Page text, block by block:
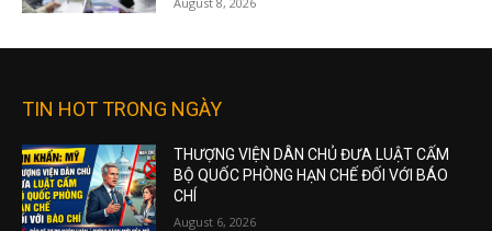
TIN HOT TRONG NGÀY
THƯỢNG VIỆN DÂN CHỦ ĐƯA LUẬT CẤM
BỘ QUỐC PHÒNG HẠN CHẾ ĐỐI VỚI BÁO
CHÍ
August 6, 2026